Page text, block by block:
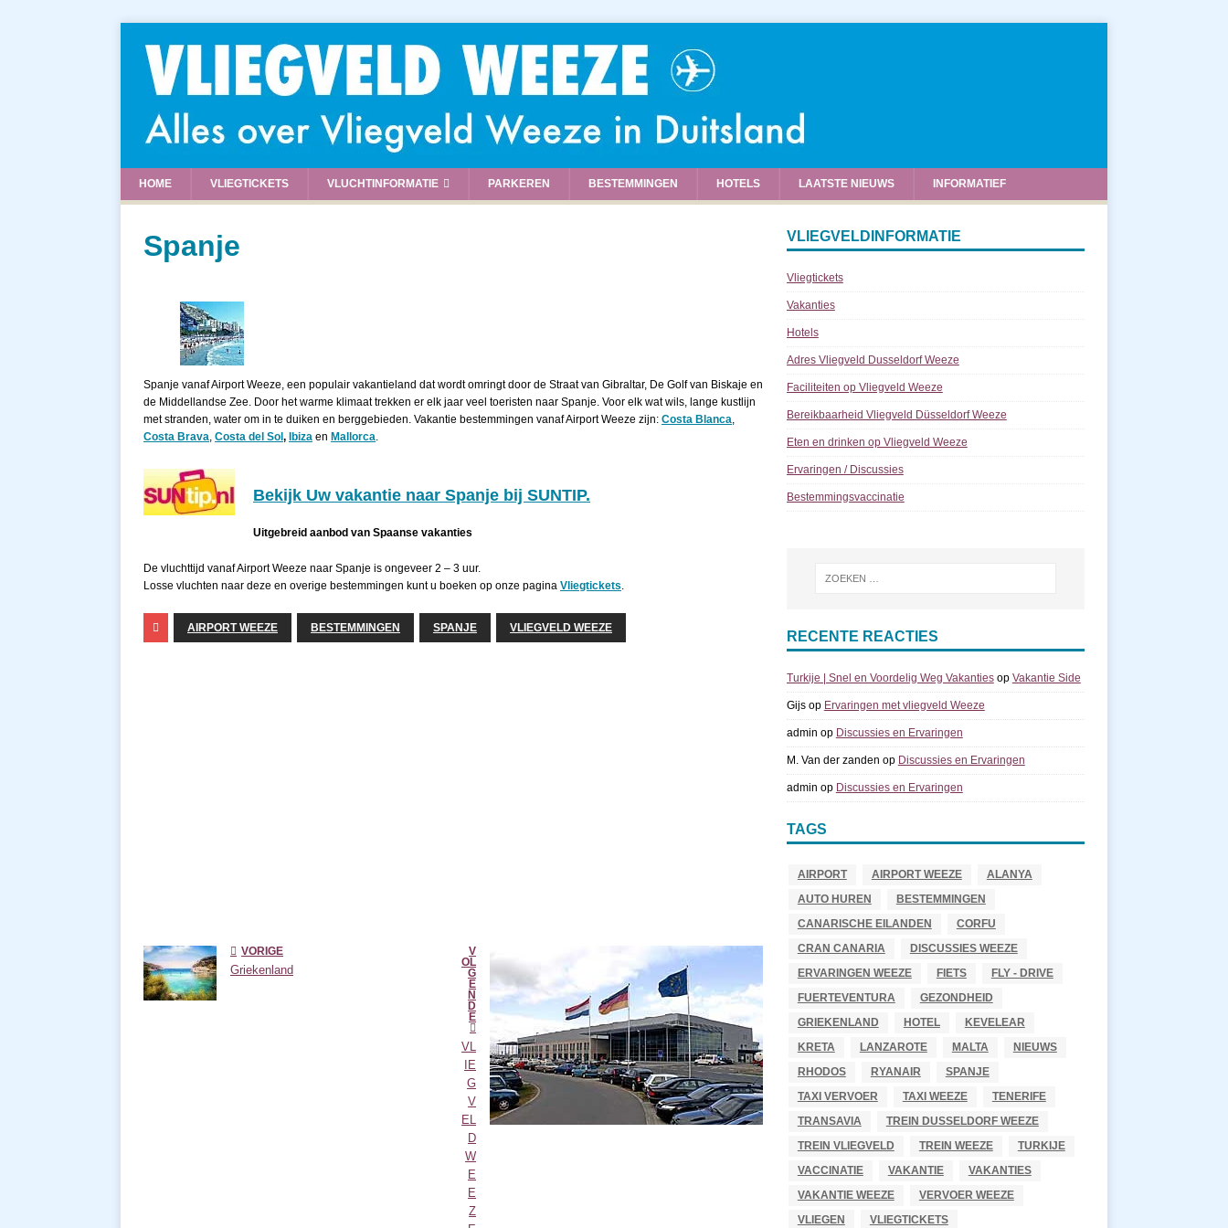
HOME VLIEGTICKETS VLUCHTINFORMATIE PARKEREN BESTEMMINGEN HOTELS LAATSTE NIEUWS INFORMATIEF
Spanje
Spanje vanaf Airport Weeze, een populair vakantieland dat wordt omringt door de Straat van Gibraltar, De Golf van Biskaje en
de Middellandse Zee. Door het warme klimaat trekken er elk jaar veel toeristen naar Spanje. Voor elk wat wils, lange kustlijn
met stranden, water om in te duiken en berggebieden. Vakantie bestemmingen vanaf Airport Weeze zijn: Costa Blanca,
Costa Brava, Costa del Sol , Ibiza en Mallorca.
Bekijk Uw vakantie naar Spanje bij SUNTIP.
Uitgebreid aanbod van Spaanse vakanties
De vluchttijd vanaf Airport Weeze naar Spanje is ongeveer 2 – 3 uur.
Losse vluchten naar deze en overige bestemmingen kunt u boeken op onze pagina Vliegtickets.
AIRPORT WEEZE BESTEMMINGEN SPANJE VLIEGVELD WEEZE
VORIGE
Griekenland
V
OL
G
E
N
D
E
VL
IE
G
V
EL
D
W
E
E
Z
VLIEGVELDINFORMATIE
Vliegtickets
Vakanties
Hotels
Adres Vliegveld Dusseldorf Weeze
Faciliteiten op Vliegveld Weeze
Bereikbaarheid Vliegveld Düsseldorf Weeze
Eten en drinken op Vliegveld Weeze
Ervaringen / Discussies
Bestemmingsvaccinatie
RECENTE REACTIES
Turkije | Snel en Voordelig Weg Vakantiesop Vakantie Side
Gijsop Ervaringen met vliegveld Weeze
admin op Discussies en Ervaringen
M. Van der zanden op Discussies en Ervaringen
admin op Discussies en Ervaringen
TAGS
AIRPORT AIRPORT WEEZE
ALANYA
AUTO HUREN
BESTEMMINGEN
CANARISCHE EILANDEN
CORFU
CRAN CANARIA
DISCUSSIES WEEZE
ERVARINGEN WEEZE
FIETS
FLY - DRIVE
FUERTEVENTURA
GEZONDHEID
GRIEKENLAND
HOTEL
KEVELEAR
KRETA
LANZAROTE MALTA
NIEUWS
RHODOS
RYANAIR
SPANJE
TAXI VERVOER
TAXI WEEZE
TENERIFE
TRANSAVIA
TREIN DUSSELDORF WEEZE
TREIN VLIEGVELD
TREIN WEEZE
TURKIJE
VACCINATIE
VAKANTIE
VAKANTIES
VAKANTIE WEEZE
VERVOER WEEZE
VLIEGEN
VLIEGTICKETS